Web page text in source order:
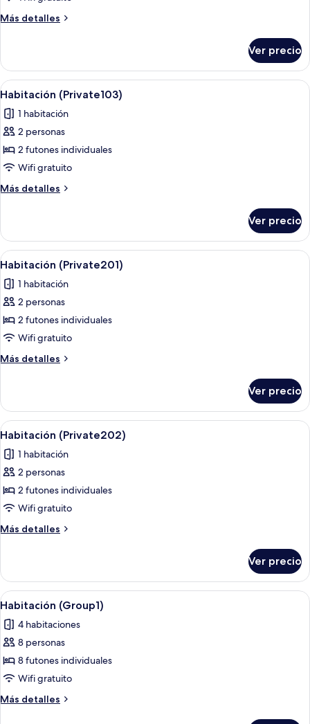
(Private102)
Más detalles
Más
(Private102)
Ver precio
Abrir
todas
las
fotos
de
Habitación
(Private103)
4
Habitación (Private103)
1 habitación
2 personas
2 futones individuales
Wifi gratuito
Más detalles
Más
(Private103)
Ver precio
Abrir
todas
las
fotos
de
Habitación
(Private201)
7
Habitación (Private201)
1 habitación
2 personas
2 futones individuales
Wifi gratuito
Más detalles
Más
(Private201)
Ver precio
Abrir
todas
las
fotos
de
Habitación
(Private202)
9
Habitación (Private202)
1 habitación
2 personas
2 futones individuales
Wifi gratuito
Más detalles
Más
(Private202)
Ver precio
Abrir
todas
las
fotos
de
Habitación
(Group1)
14
Habitación (Group1)
4 habitaciones
8 personas
8 futones individuales
Wifi gratuito
Más detalles
Más